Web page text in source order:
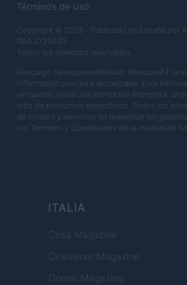
Términos de uso
Copyright © 2026 · Publicado en España por
REA 2729933
Todos los derechos reservados
Descargo de responsabilidad: Finanzas24 se
información precisa y actualizada. Esta
ve cuando visita una institución financiera, un
sitio de productos específicos. Todos los
de compra y servicios se presentan sin
los Términos y Condiciones de la institución
ITALIA
Casa Magazine
Cineverse Magazine
Donne Magazine